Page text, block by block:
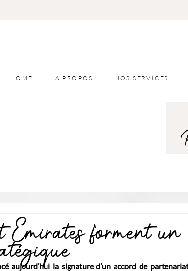
HOME A PROPOS NOS SERVICES
forment un
aujourd’hui la signature d’un accord de